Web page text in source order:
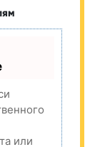
или